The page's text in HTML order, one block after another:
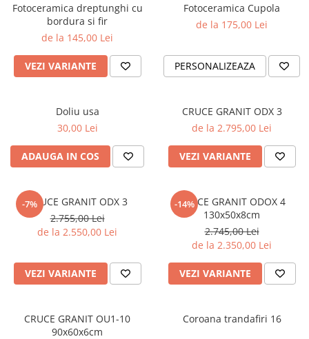
Fotoceramica dreptunghi cu
bordura si fir
de la 145,00 Lei
VEZI VARIANTE
Fotoceramica Cupola
de la 175,00 Lei
PERSONALIZEAZA
Doliu usa
30,00 Lei
ADAUGA IN COS
CRUCE GRANIT ODX 3
de la 2.795,00 Lei
VEZI VARIANTE
-7%
CRUCE GRANIT ODX 3
2.755,00 Lei
de la 2.550,00 Lei
VEZI VARIANTE
-14%
CRUCE GRANIT ODOX 4
130x50x8cm
2.745,00 Lei
de la 2.350,00 Lei
VEZI VARIANTE
CRUCE GRANIT OU1-10
90x60x6cm
Coroana trandafiri 16